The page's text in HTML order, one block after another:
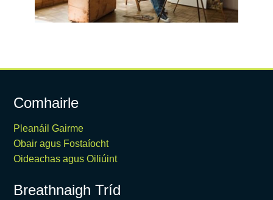
Comhairle
Pleanáil Gairme
Obair agus Fostaíocht
Oideachas agus Oiliúint
Breathnaigh Tríd